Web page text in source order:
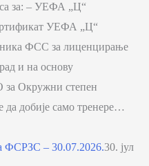
за: – УЕФА „Ц“
УЕФА „Ц“
ФСС за лиценцирање
и на основу
Окружни степен
да добије само тренере…
ФСРЗС – 30.07.2026.30. јул